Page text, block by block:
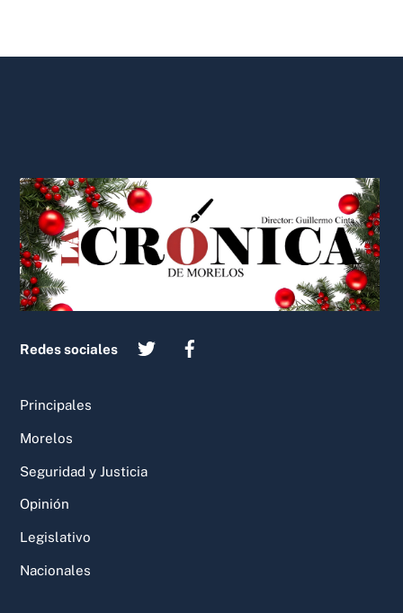
To
Top
Redes sociales
Principales
Morelos
Seguridad y Justicia
Opinión
Legislativo
Nacionales